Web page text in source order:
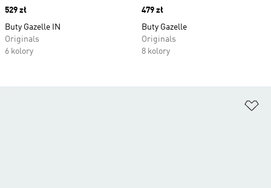
Price
529 zł
Buty Gazelle IN
Originals
6 kolory
Price
479 zł
Buty Gazelle
Originals
8 kolory